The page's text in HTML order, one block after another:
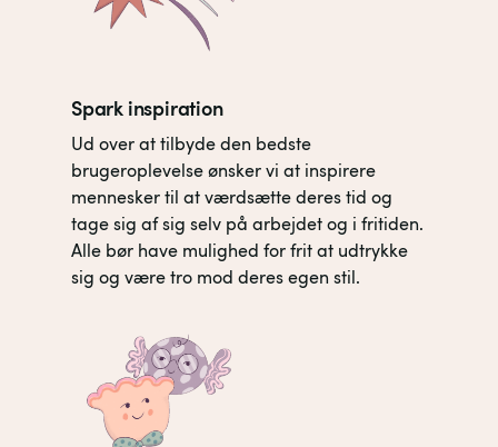
Spark inspiration
Ud over at tilbyde den bedste
brugeroplevelse ønsker vi at inspirere
mennesker til at værdsætte deres tid og
tage sig af sig selv på arbejdet og i fritiden.
Alle bør have mulighed for frit at udtrykke
sig og være tro mod deres egen stil.